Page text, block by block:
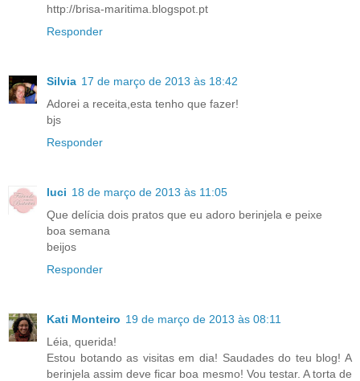
http://brisa-maritima.blogspot.pt
Responder
Silvia 17 de março de 2013 às 18:42
Adorei a receita,esta tenho que fazer!
bjs
Responder
luci 18 de março de 2013 às 11:05
Que delícia dois pratos que eu adoro berinjela e peixe
boa semana
beijos
Responder
Kati Monteiro 19 de março de 2013 às 08:11
Léia, querida!
Estou botando as visitas em dia! Saudades do teu blog! A
berinjela assim deve ficar boa mesmo! Vou testar. A torta de